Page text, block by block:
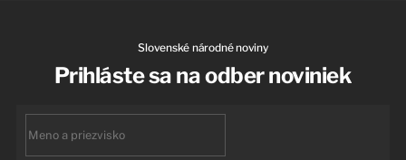
Slovenské národné noviny
Prihláste sa na odber noviniek